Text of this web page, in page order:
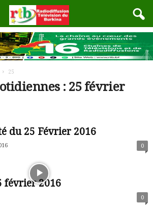
25
: 25 février
du 25 Février 2016
0
février 2016
0